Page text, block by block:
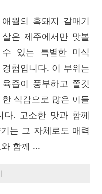
애월의 흑돼지 갈매기
살은 제주에서만 맛볼
수 있는 특별한 미식
경험입니다. 이 부위는
육즙이 풍부하고 쫄깃
한 식감으로 많은 이들
다. 고소한 맛과 함께
는 그 자체로도 매력
함께 ...